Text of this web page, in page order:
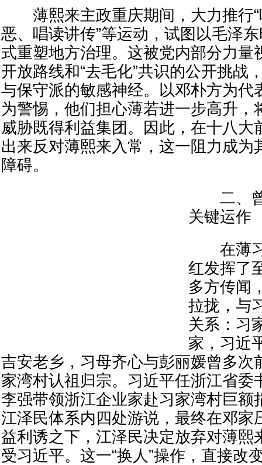
薄熙来主政重庆期间，大力推行“
恶、唱读讲传”等运动，试图以毛泽
式重塑地方治理。这被党内部分力量
开放路线和“去毛化”共识的公开挑战
与保守派的敏感神经。以邓朴方为代
为警惕，他们担心薄若进一步高升，
威胁既得利益集团。因此，在十八大
出来反对薄熙来入常，这一阻力成为
障碍。
二、曾
关键运作
在薄习
红发挥了
多方传闻
拉拢，与
关系：习
家，习近
吉安老乡，习母齐心与彭丽媛曾多次
家湾村认祖归宗。习近平任浙江省委
李强带领浙江企业家赴习家湾村巨额
江泽民体系内四处游说，最终在邓家
益利诱之下，江泽民决定放弃对薄熙
受习近平。这一“换人”操作，直接改